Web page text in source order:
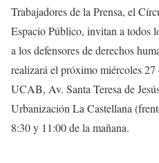
Trabajadores de la Prensa, el
Espacio Público, invitan a todos
a los defensores de derechos
realizará el próximo miércoles
UCAB, Av. Santa Teresa de
Urbanización La Castellana
8:30 y 11:00 de la mañana.